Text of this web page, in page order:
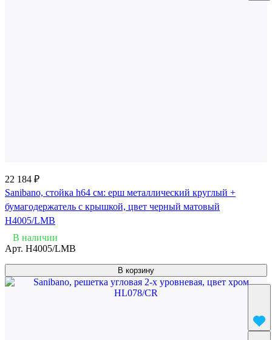
22 184 ₽
Sanibano, стойка h64 см: ерш металлический круглый +
бумагодержатель с крышкой, цвет черный матовый
H4005/LMB
В наличии
Арт. H4005/LMB
В корзину